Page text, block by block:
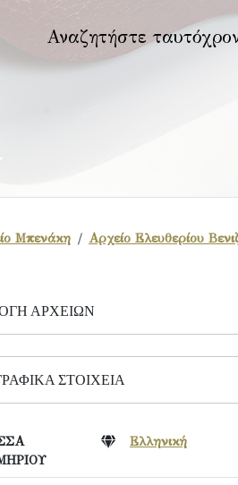
Αναζητήστε
Μπενάκη Αρχείο Ελευθερίου
ΑΡΧΕΊΩΝ
ΣΤΟΙΧΕΊΑ
Ελληνική